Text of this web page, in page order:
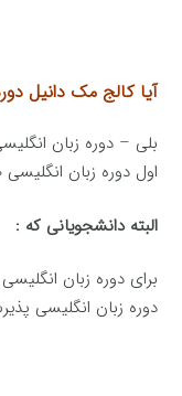
آیا کالج مک دانیل
اول دوره زبان انگلیسی ۳۹۷۰ یورو می باشد.
البته دانشجویانی که :
برای دوره زبان
دوره زبان انگلیسی